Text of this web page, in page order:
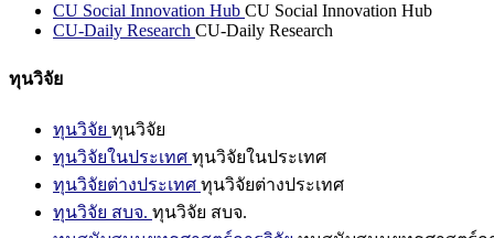
CU Social Innovation Hub CU Social Innovation Hub
CU-Daily Research CU-Daily Research
ทุนวิจัย
ทุนวิจัย ทุนวิจัย
ทุนวิจัยในประเทศ ทุนวิจัยในประเทศ
ทุนวิจัยต่างประเทศ ทุนวิจัยต่างประเทศ
ทุนวิจัย สบจ. ทุนวิจัย สบจ.